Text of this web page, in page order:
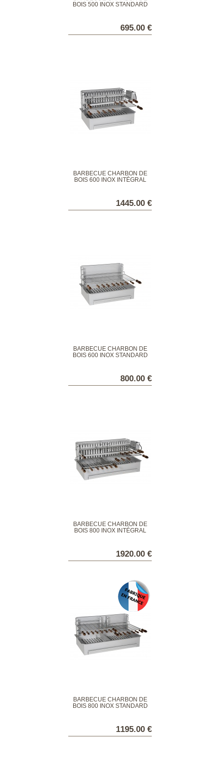
BOIS 500 INOX STANDARD
695.00 €
BARBECUE CHARBON DE
BOIS 600 INOX INTÉGRAL
1445.00 €
BARBECUE CHARBON DE
BOIS 600 INOX STANDARD
800.00 €
BARBECUE CHARBON DE
BOIS 800 INOX INTÉGRAL
1920.00 €
BARBECUE CHARBON DE
BOIS 800 INOX STANDARD
1195.00 €